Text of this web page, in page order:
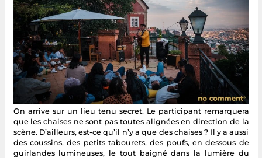
On arrive sur un lieu tenu secret. Le participant remarquera
que les chaises ne sont pas toutes alignées en direction de la
scène. D’ailleurs, est-ce qu’il n’y a que des chaises ? Il y a aussi
des coussins, des petits tabourets, des poufs, en dessous de
guirlandes lumineuses, le tout baigné dans la lumière du